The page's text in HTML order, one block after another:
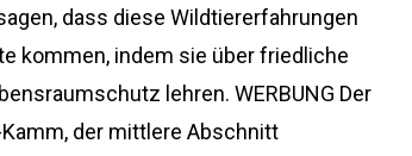
dass diese Wildtiererfahrungen
kommen, indem sie über friedliche
lehren. WERBUNG Der
der mittlere Abschnitt